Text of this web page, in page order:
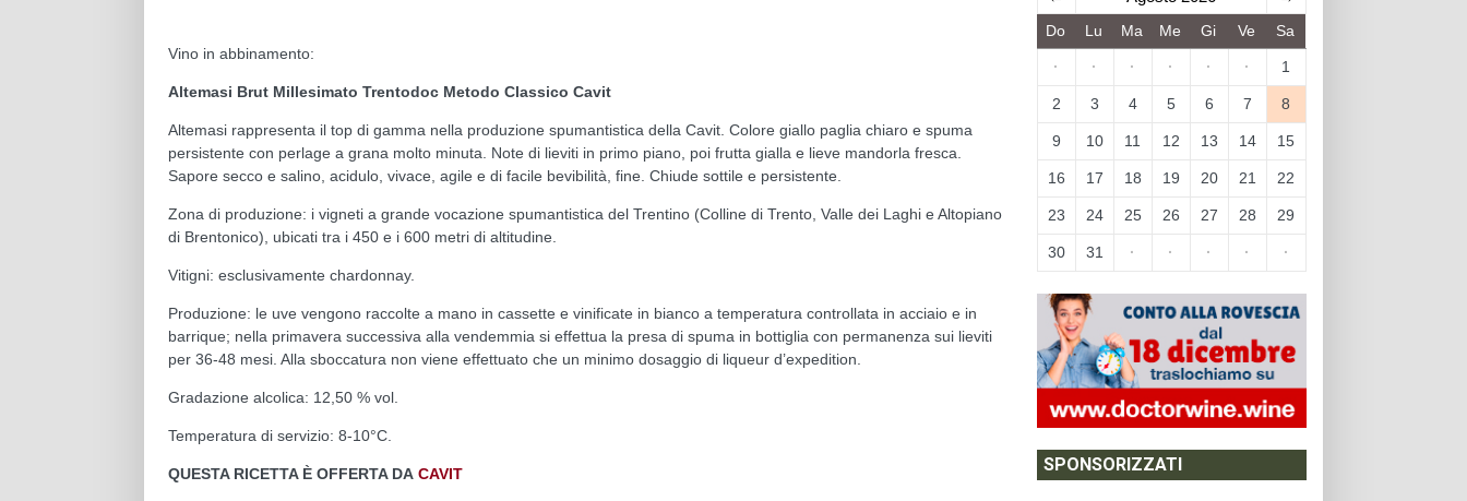
Vino in abbinamento:
Altemasi Brut Millesimato Trentodoc Metodo Classico Cavit
Altemasi rappresenta il top di gamma nella produzione spumantistica della Cavit. Colore giallo paglia chiaro e spuma
persistente con perlage a grana molto minuta. Note di lieviti in primo piano, poi frutta gialla e lieve mandorla fresca.
Sapore secco e salino, acidulo, vivace, agile e di facile bevibilità, fine. Chiude sottile e persistente.
Zona di produzione: i vigneti a grande vocazione spumantistica del Trentino (Colline di Trento, Valle dei Laghi e Altopiano
di Brentonico), ubicati tra i 450 e i 600 metri di altitudine.
Vitigni: esclusivamente chardonnay.
Produzione: le uve vengono raccolte a mano in cassette e vinificate in bianco a temperatura controllata in acciaio e in
barrique; nella primavera successiva alla vendemmia si effettua la presa di spuma in bottiglia con permanenza sui lieviti
per 36-48 mesi. Alla sboccatura non viene effettuato che un minimo dosaggio di liqueur d’expedition.
Gradazione alcolica: 12,50 % vol.
Temperatura di servizio: 8-10°C.
QUESTA RICETTA È OFFERTA DA CAVIT
Do Lu Ma Me Gi Ve Sa
· · · · · · 1
2 3 4 5 6 7 8
9 10 11 12 13 14 15
16 17 18 19 20 21 22
23 24 25 26 27 28 29
30 31 · · · · ·
SPONSORIZZATI